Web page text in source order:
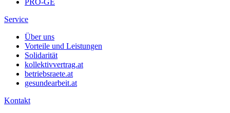
PRO-GE
Service
Über uns
Vorteile und Leistungen
Solidarität
kollektivvertrag.at
betriebsraete.at
gesundearbeit.at
Kontakt